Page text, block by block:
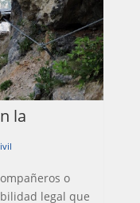
la
o
legal que